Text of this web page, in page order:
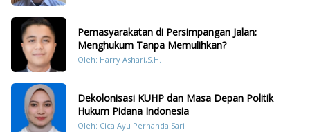
Pemasyarakatan di Persimpangan Jalan:
Menghukum Tanpa Memulihkan?
Oleh: Harry Ashari,S.H.
Dekolonisasi KUHP dan Masa Depan Politik
Hukum Pidana Indonesia
Oleh: Cica Ayu Pernanda Sari